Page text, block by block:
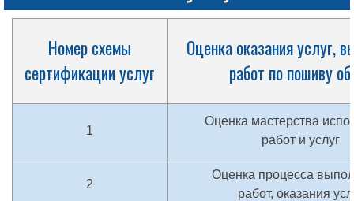
Номер схемы
сертификации услуг
Оценка оказания услуг,
работ по пошиву
1
Оценка мастерства
работ и услуг
2
Оценка процесса
работ, оказания